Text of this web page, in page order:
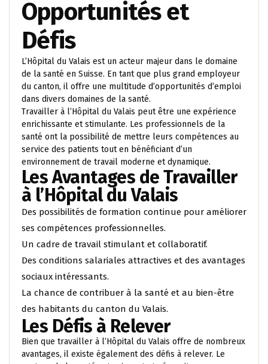
Opportunités et
Défis
L’Hôpital du Valais est un acteur majeur dans le domaine
de la santé en Suisse. En tant que plus grand employeur
du canton, il offre une multitude d’opportunités d’emploi
dans divers domaines de la santé.
Travailler à l’Hôpital du Valais peut être une expérience
enrichissante et stimulante. Les professionnels de la
santé ont la possibilité de mettre leurs compétences au
service des patients tout en bénéficiant d’un
environnement de travail moderne et dynamique.
Les Avantages de Travailler
à l’Hôpital du Valais
Des possibilités de formation continue pour améliorer
ses compétences professionnelles.
Un cadre de travail stimulant et collaboratif.
Des conditions salariales attractives et des avantages
sociaux intéressants.
La chance de contribuer à la santé et au bien-être
des habitants du canton du Valais.
Les Défis à Relever
Bien que travailler à l’Hôpital du Valais offre de nombreux
avantages, il existe également des défis à relever. Le